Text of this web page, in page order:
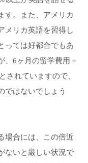
す。また、アメリカ
メリカ英語を習得し
っては好都合でもあ
、6ヶ月の留学費用＋
されていますので、
ではないでしょう
場合には、この倍近
ないと厳しい状況で